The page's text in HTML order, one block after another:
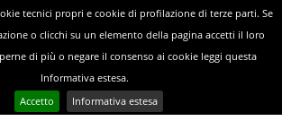
Tecnica e Fai da Te
tecnici propri e cookie di profilazione di terze parti. Se
o clicchi su un elemento della pagina accetti il loro
di più o negare il consenso ai cookie leggi questa
Informativa estesa.
Accetto
Informativa estesa